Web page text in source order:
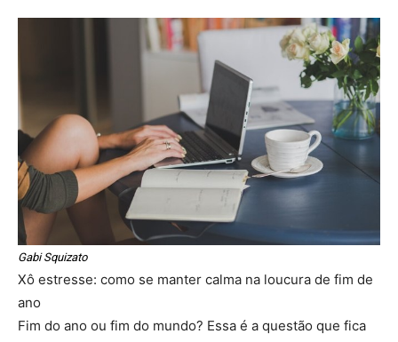
Gabi Squizato
Xô estresse: como se manter calma na loucura de fim de
ano
Fim do ano ou fim do mundo? Essa é a questão que fica